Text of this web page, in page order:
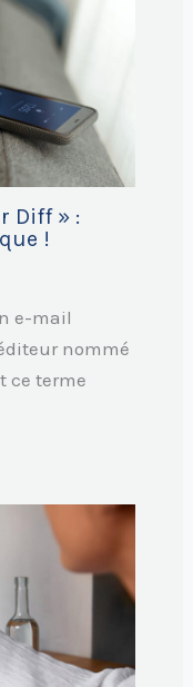
Diff » :
!
e-mail
nommé
ce terme